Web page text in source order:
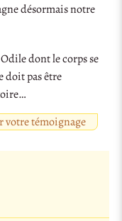
désormais notre
dont le corps se
doit pas être
votre témoignage